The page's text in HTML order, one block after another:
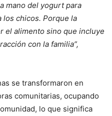
mano del yogurt para
los chicos. Porque la
el alimento sino que incluye
con la familia”,
se transformaron en
comunitarias, ocupando
lo que significa